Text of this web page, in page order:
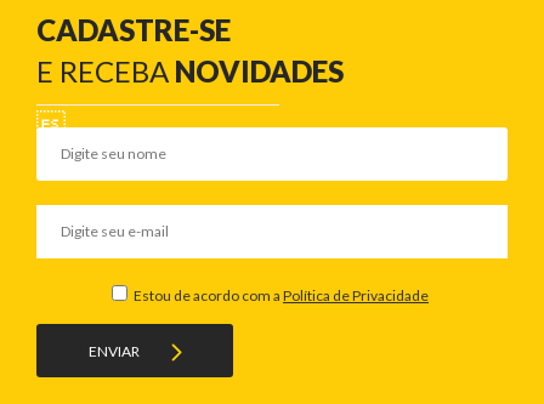
CADASTRE-SE
E RECEBA NOVIDADES
ENVIAR
Estou de acordo com a Política de Privacidade